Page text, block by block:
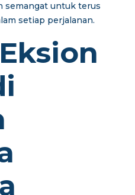
semangat untuk terus
setiap perjalanan.